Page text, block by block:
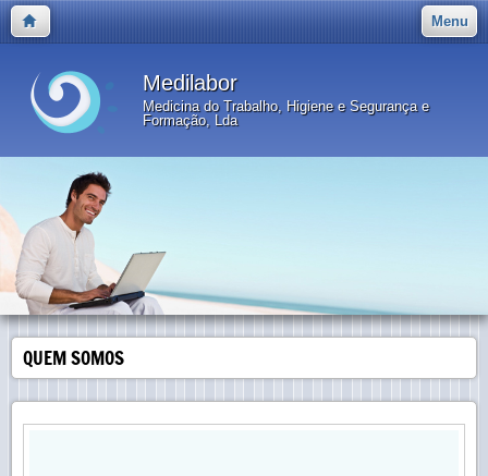
Menu
Medilabor
Medicina do Trabalho, Higiene e Segurança e
Formação, Lda
QUEM SOMOS